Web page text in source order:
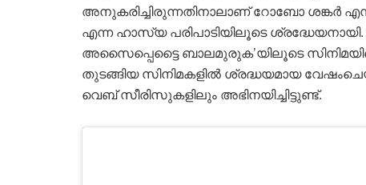
അനുകരിച്ചിരുന്നതിനാലാണ് റോബോ ശങ്കർ
എന്ന ഹാസ്യ പരിപാടിയിലൂടെ
അസൈപ്പെട്ടൈ ബാലമുരുക’യിലൂടെ
തുടങ്ങിയ സിനിമകളിൽ ശ്രദ്ധയമായ
വെബ് സീരിസുകളിലും അഭിനയിച്ചിട്ടുണ്ട്.